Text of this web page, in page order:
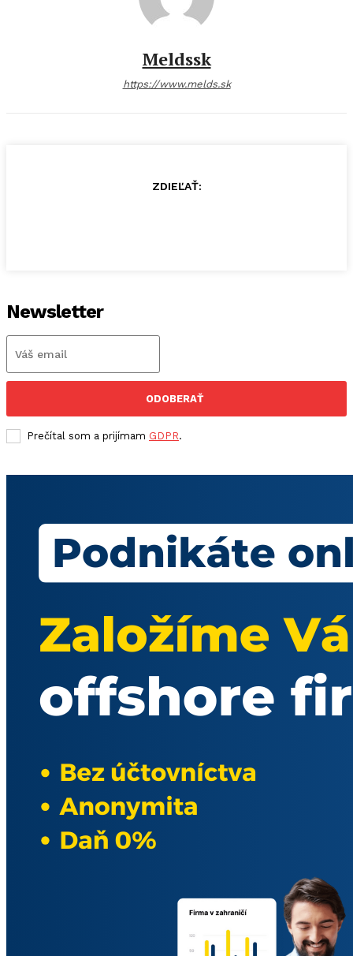
Meldssk
https://www.melds.sk
ZDIEĽAŤ:
Newsletter
ODOBERAŤ
Prečítal som a prijímam GDPR.